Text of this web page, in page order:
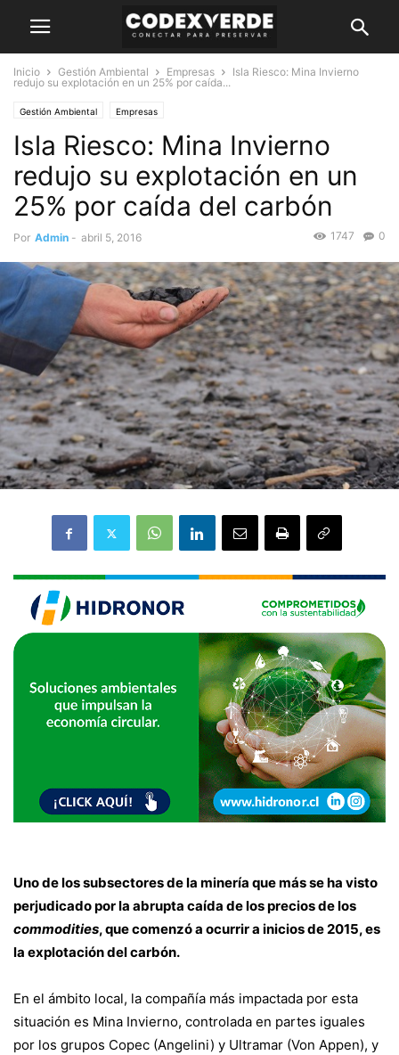
Inicio Gestión Ambiental Empresas
Isla Riesco: Mina Invierno
redujo su explotación en un 25% por caída...
Gestión Ambiental Empresas
Isla Riesco: Mina Invierno
redujo su explotación en un
25% por caída del carbón
Por Admin - abril 5, 2016 0
1747
Uno de los subsectores de la minería que más se ha visto
perjudicado por la abrupta caída de los precios de los
commodities, que comenzó a ocurrir a inicios de 2015, es
la explotación del carbón.
En el ámbito local, la compañía más impactada por esta
situación es Mina Invierno, controlada en partes iguales
por los grupos Copec (Angelini) y Ultramar (Von Appen), y